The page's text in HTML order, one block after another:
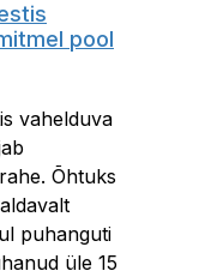
pool
vahelduva
Õhtuks
puhanguti
üle 15